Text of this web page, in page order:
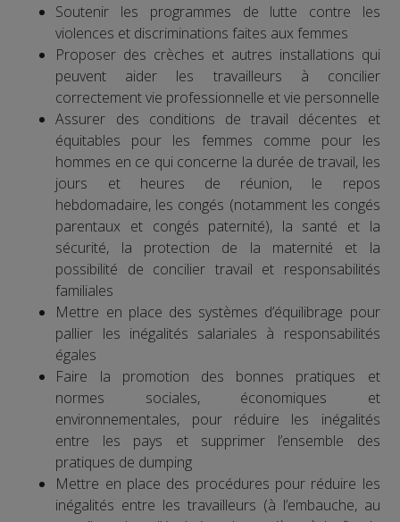
Soutenir les programmes de lutte contre les
violences et discriminations faites aux femmes
Proposer des crèches et autres installations qui
peuvent aider les travailleurs à concilier
correctement vie professionnelle et vie personnelle
Assurer des conditions de travail décentes et
équitables pour les femmes comme pour les
hommes en ce qui concerne la durée de travail, les
jours et heures de réunion, le repos
hebdomadaire, les congés (notamment les congés
parentaux et congés paternité), la santé et la
sécurité, la protection de la maternité et la
possibilité de concilier travail et responsabilités
familiales
Mettre en place des systèmes d’équilibrage pour
pallier les inégalités salariales à responsabilités
égales
Faire la promotion des bonnes pratiques et
normes sociales, économiques et
environnementales, pour réduire les inégalités
entre les pays et supprimer l’ensemble des
pratiques de dumping
Mettre en place des procédures pour réduire les
inégalités entre les travailleurs (à l’embauche, au